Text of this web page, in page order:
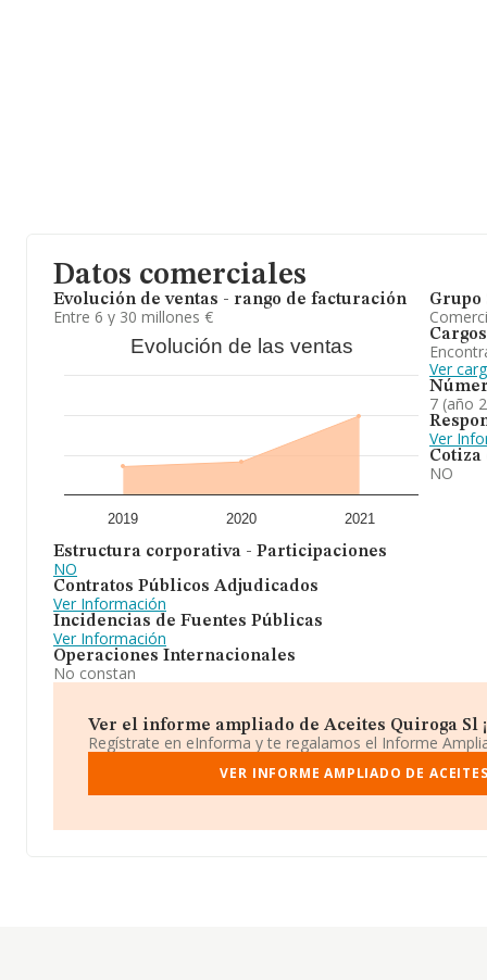
Datos comerciales
Evolución de ventas - rango de facturación
Entre 6 y 30 millones €
Evolución de las ventas
2019 2020 2021
Estructura corporativa - Participaciones
NO
Contratos Públicos Adjudicados
Ver Información
Incidencias de Fuentes Públicas
Ver Información
Operaciones Internacionales
No constan
Grupo
Cargos
Ver
7 (año
Ver
Cotiza
NO
Ver el informe ampliado de Aceites Quiroga Sl
Regístrate en eInforma y te regalamos el Informe
VER INFORME AMPLIADO DE